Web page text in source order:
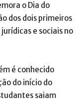
o Dia do
dos dois primeiros
e sociais no
é conhecido
do início do
saiam